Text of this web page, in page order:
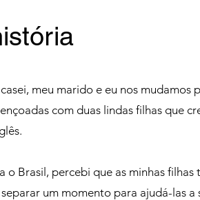
meu marido e eu nos
com duas lindas filhas que
o Brasil, percebi que as minhas
um momento para ajudá-las